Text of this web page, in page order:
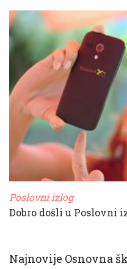
Poslovni izlog
Dobro došli u Poslovni
Najnovije Osnovna